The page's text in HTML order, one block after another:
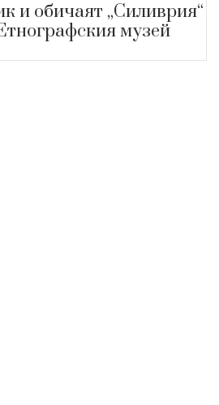
и обичаят „Силиврия“
музей